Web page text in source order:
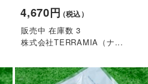
4,670円（税込）
販売中 在庫数 3
株式会社TERRAMIA（ナ...